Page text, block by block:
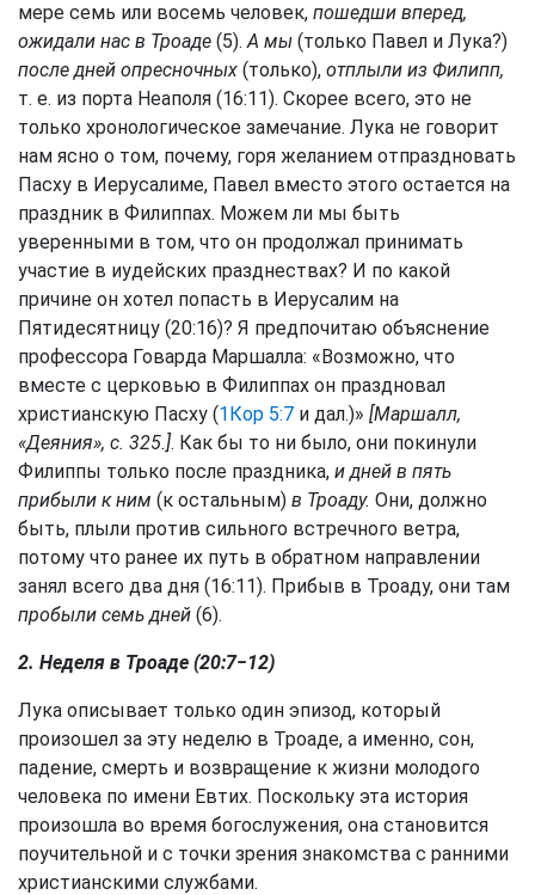
мере семь или восемь человек, пошедши вперед,
ожидали нас в Троаде (5).А мы (только Павел и Лука?)
после дней опресночных (только), отплыли из Филипп,
т. е. из порта Неаполя (16:11). Скорее всего, это не
только хронологическое замечание. Лука не говорит
нам ясно о том, почему, горя желанием отпраздновать
Пасху в Иерусалиме, Павел вместо этого остается на
праздник в Филиппах. Можем ли мы быть
уверенными в том, что он продолжал принимать
участие в иудейских празднествах? И по какой
причине он хотел попасть в Иерусалим на
Пятидесятницу (20:16)? Я предпочитаю объяснение
профессора Говарда Маршалла: «Возможно, что
вместе с церковью в Филиппах он праздновал
христианскую Пасху (1Кор 5:7 и дал.)» [Маршалл,
«Деяния», с. 325.]. Как бы то ни было, они покинули
Филиппы только после праздника, и дней в пять
прибыли к ним (к остальным) в Троаду. Они, должно
быть, плыли против сильного встречного ветра,
потому что ранее их путь в обратном направлении
занял всего два дня (16:11). Прибыв в Троаду, они там
пробыли семь дней (6).
2. Неделя в Троаде (20:7−12)
Лука описывает только один эпизод, который
произошел за эту неделю в Троаде, а именно, сон,
падение, смерть и возвращение к жизни молодого
человека по имени Евтих. Поскольку эта история
произошла во время богослужения, она становится
поучительной и с точки зрения знакомства с ранними
христианскими службами.